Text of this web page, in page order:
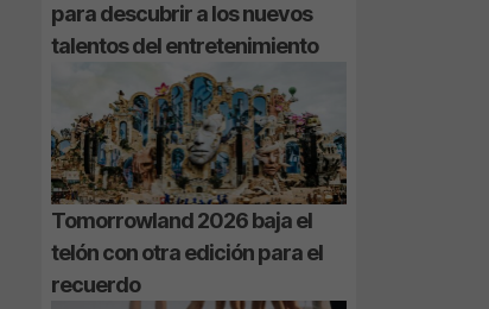
para descubrir a los nuevos
talentos del entretenimiento
Tomorrowland 2026 baja el
telón con otra edición para el
recuerdo